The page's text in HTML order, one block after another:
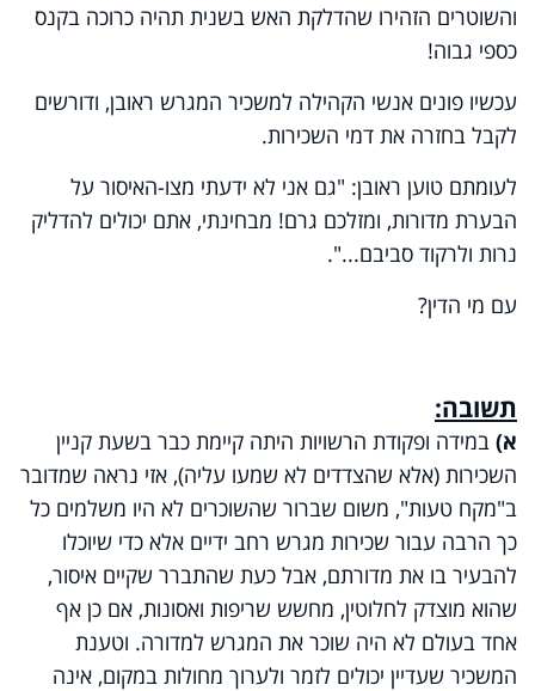
והשוטרים הזהירו שהדלקת האש בשנית תהיה כרוכה בקנס
כספי גבוה!
עכשיו פונים אנשי הקהילה למשכיר המגרש ראובן, ודורשים
לקבל בחזרה את דמי השכירות.
לעומתם טוען ראובן: "גם אני לא ידעתי מצו-האיסור על
הבערת מדורות, ומזלכם גרם! מבחינתי, אתם יכולים להדליק
נרות ולרקוד סביבם...".
עם מי הדין?
תשובה:
א) במידה ופקודת הרשויות היתה קיימת כבר בשעת קניין
השכירות (אלא שהצדדים לא שמעו עליה), אזי נראה שמדובר
ב"מקח טעות", משום שברור שהשוכרים לא היו משלמים כל
כך הרבה עבור שכירות מגרש רחב ידיים אלא כדי שיוכלו
להבעיר בו את מדורתם, אבל כעת שהתברר שקיים איסור,
שהוא מוצדק לחלוטין, מחשש שריפות ואסונות, אם כן אף
אחד בעולם לא היה שוכר את המגרש למדורה. וטענת
המשכיר שעדיין יכולים לזמר ולערוך מחולות במקום, אינה